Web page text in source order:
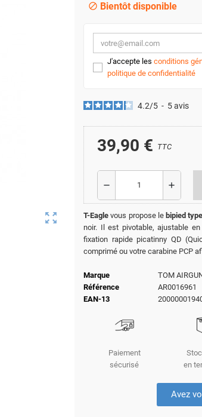
zoom_out_map
block Bientôt disponible
J'accepte les conditions
politique de confidentialité
4.2/5 - 5avis
39,90 € TTC
remove add
T-Eagle vous propose le bipied
noir. Il est pivotable, ajustable
fixation rapide picatinny QD
comprimé ou votre carabine PCP
Marque
TOM
Référence
AR0016961
EAN-13
Paiement
sécurisé
en
Avez